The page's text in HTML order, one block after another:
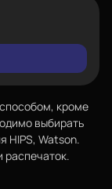
кроме
выбирать
HIPS, Watson.
распечаток.